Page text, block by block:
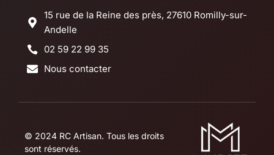
15 rue de la Reine des près, 27610 Romilly-sur-
Andelle
02 59 22 99 35
Nous contacter
© 2024 RC Artisan. Tous les droits
sont réservés.